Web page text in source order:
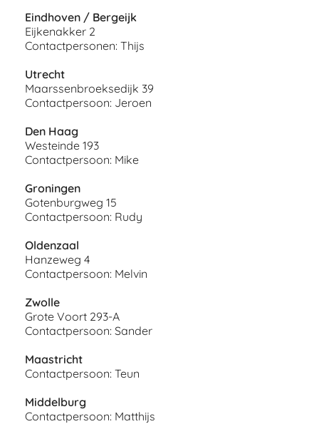
Eindhoven / Bergeijk
Eijkenakker 2
Contactpersonen: Thijs
Utrecht
Maarssenbroeksedijk 39
Contactpersoon: Jeroen
Den Haag
Westeinde 193
Contactpersoon: Mike
Groningen
Gotenburgweg 15
Contactpersoon: Rudy
Oldenzaal
Hanzeweg 4
Contactpersoon: Melvin
Zwolle
Grote Voort 293-A
Contactpersoon: Sander
Maastricht
Contactpersoon: Teun
Middelburg
Contactpersoon: Matthijs